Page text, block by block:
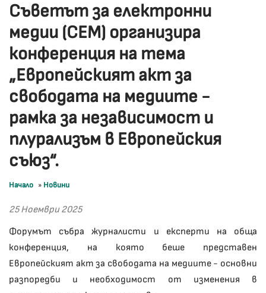
Съветът за електронни
медии (СЕМ) организира
конференция на тема
„Европейският акт за
свободата на медиите -
рамка за независимост и
плурализъм в Европейския
съюз“.
Начало » Новини
25 Ноември 2025
Форумът събра журналисти и експерти на обща
конференция, на която беше представен
Европейският акт за свободата на медиите - основни
разпоредби и необходимост от изменения в